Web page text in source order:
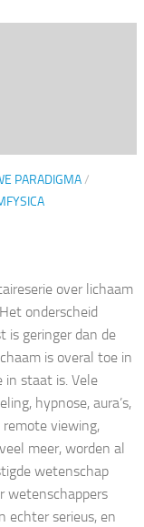
PARADIGMA/
over lichaam
onderscheid
is geringer dan de
is overal toe in
in staat is. Vele
hypnose, aura’s,
viewing,
meer, worden al
wetenschap
wetenschappers
echter serieus, en